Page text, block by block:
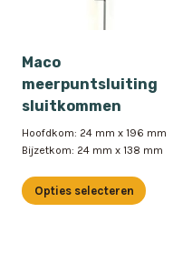
Maco
meerpuntsluiting
sluitkommen
Hoofdkom: 24 mm x 196 mm
Bijzetkom: 24 mm x 138 mm
Opties selecteren